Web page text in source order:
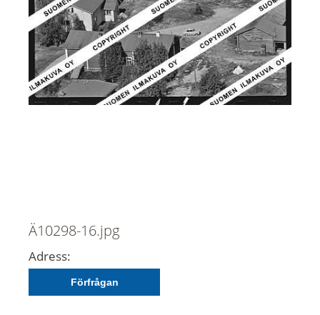
Ä10298-16.jpg
Adress:
Förfrågan